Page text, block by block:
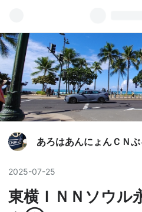
あろはあんにょんＣＮぶ
2025-07-25
東横ＩＮＮソウル